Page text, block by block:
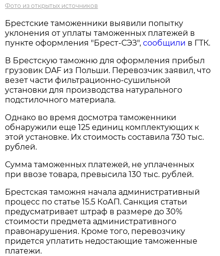
Фото из открытых источников
Брестские таможенники выявили попытку
уклонения от уплаты таможенных платежей в
пункте оформления "Брест-СЭЗ",сообщили в ГТК.
В Брестскую таможню для оформления прибыл
грузовик DAF из Польши. Перевозчик заявил, что
везет части фильтрационно-сушильной
установки для производства натурального
подстилочного материала.
Однако во время досмотра таможенники
обнаружили еще 125 единиц комплектующих к
этой установке. Их стоимость составила 730 тыс.
рублей.
Сумма таможенных платежей, не уплаченных
при ввозе товара, превысила 130 тыс. рублей.
Брестская таможня начала административный
процесс по статье 15.5 КоАП. Санкция статьи
предусматривает штраф в размере до 30%
стоимости предмета административного
правонарушения. Кроме того, перевозчику
придется уплатить недостающие таможенные
платежи.